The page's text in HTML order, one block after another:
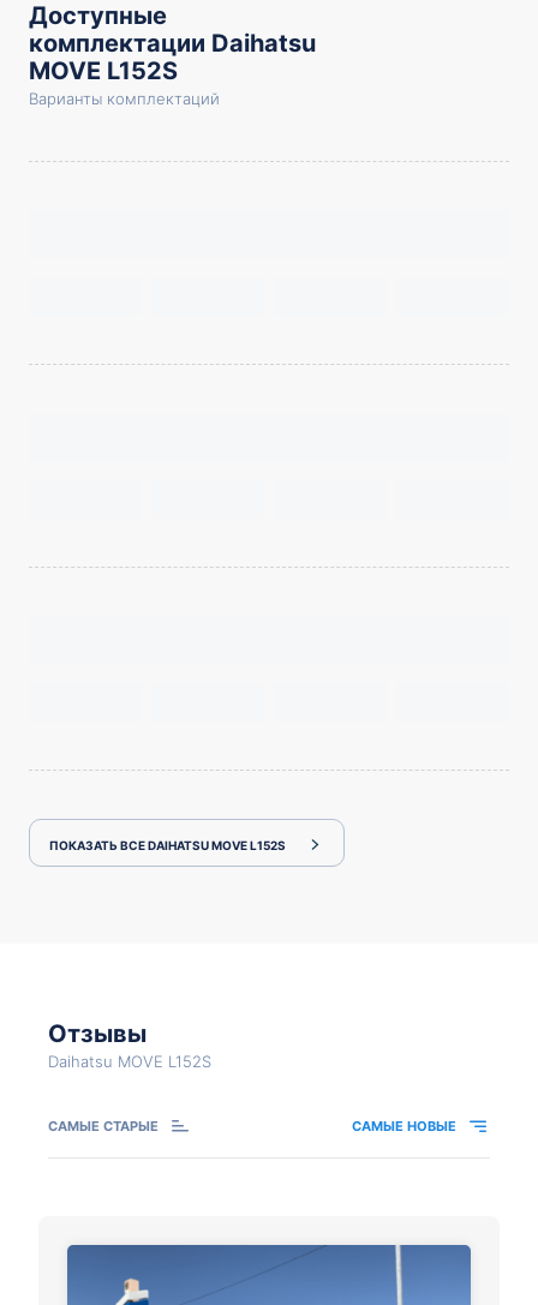
Доступные
комплектации Daihatsu
MOVE L152S
Варианты комплектаций
ПОКАЗАТЬ ВСЕ DAIHATSU MOVE L152S
Отзывы
Daihatsu MOVE L152S
САМЫЕ СТАРЫЕ САМЫЕ НОВЫЕ